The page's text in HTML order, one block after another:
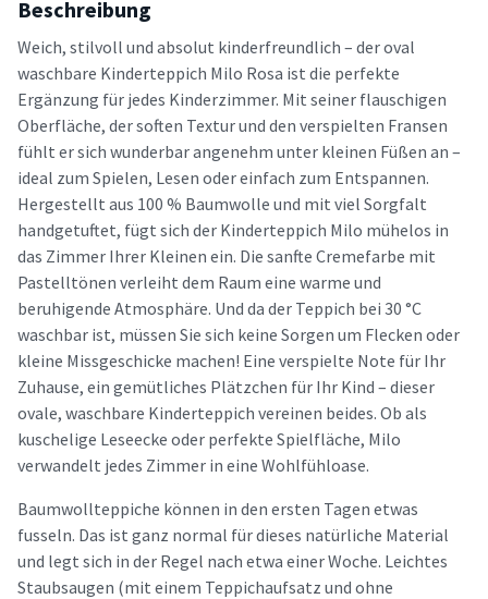
Beschreibung
Weich, stilvoll und absolut kinderfreundlich – der oval
waschbare Kinderteppich Milo Rosa ist die perfekte
Ergänzung für jedes Kinderzimmer. Mit seiner flauschigen
Oberfläche, der soften Textur und den verspielten Fransen
fühlt er sich wunderbar angenehm unter kleinen Füßen an –
ideal zum Spielen, Lesen oder einfach zum Entspannen.
Hergestellt aus 100 % Baumwolle und mit viel Sorgfalt
handgetuftet, fügt sich der Kinderteppich Milo mühelos in
das Zimmer Ihrer Kleinen ein. Die sanfte Cremefarbe mit
Pastelltönen verleiht dem Raum eine warme und
beruhigende Atmosphäre. Und da der Teppich bei 30 °C
waschbar ist, müssen Sie sich keine Sorgen um Flecken oder
kleine Missgeschicke machen! Eine verspielte Note für Ihr
Zuhause, ein gemütliches Plätzchen für Ihr Kind – dieser
ovale, waschbare Kinderteppich vereinen beides. Ob als
kuschelige Leseecke oder perfekte Spielfläche, Milo
verwandelt jedes Zimmer in eine Wohlfühloase.
Baumwollteppiche können in den ersten Tagen etwas
fusseln. Das ist ganz normal für dieses natürliche Material
und legt sich in der Regel nach etwa einer Woche. Leichtes
Staubsaugen (mit einem Teppichaufsatz und ohne